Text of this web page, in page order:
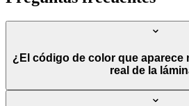
¿El código de color que aparece
real de la